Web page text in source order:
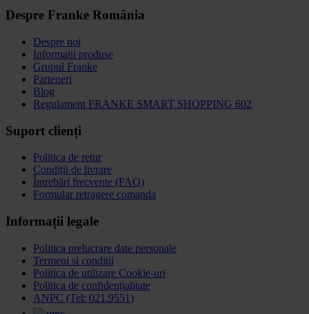
Despre Franke România
Despre noi
Informatii produse
Grupul Franke
Parteneri
Blog
Regulament FRANKE SMART SHOPPING 602
Suport clienți
Politica de retur
Condiții de livrare
Întrebări frecvente (FAQ)
Formular retragere comanda
Informații legale
Politica prelucrare date personale
Termeni si conditii
Politica de utilizare Cookie-uri
Politica de confidențialitate
ANPC (Tel: 021.9551)